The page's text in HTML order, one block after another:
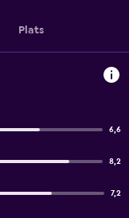
Plats
6,6
8,2
7,2